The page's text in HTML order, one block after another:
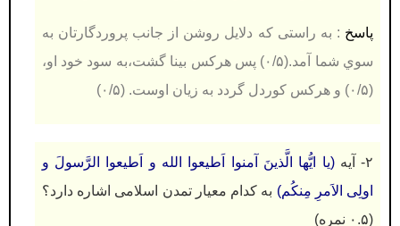
پاسخ : به راستی که دلایل روشن از جانب پروردگارتان به
سوي شما آمد.(۰/۵) پس هرکس بینا گشت،به سود خود او،
(۰/۵) و هرکس کوردل گردد به زیان اوست. (۰/۵)
۲- آیه
(یا ایُّها الَّذینَ آمنوا اَطیعوا الله و اَطیعوا الرَّسولَ و
اولِی الاَمرِ مِنکُم) به کدام معیار تمدن اسلامی اشاره دارد؟
(۰.۵ نمره)